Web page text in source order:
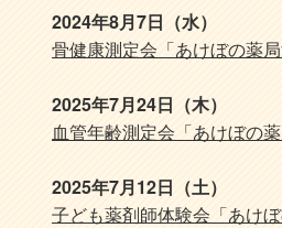
2024年8月7日（水）
骨健康測定会「あけぼの薬局
2025年7月24日（木）
血管年齢測定会「あけぼの薬
2025年7月12日（土）
子ども薬剤師体験会「あけ